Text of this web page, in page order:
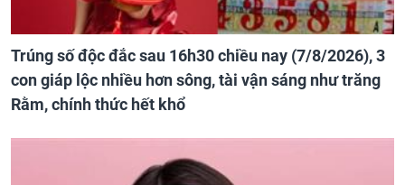
Trúng số độc đắc sau 16h30 chiều nay (7/8/2026), 3
con giáp lộc nhiều hơn sông, tài vận sáng như trăng
Rằm, chính thức hết khổ